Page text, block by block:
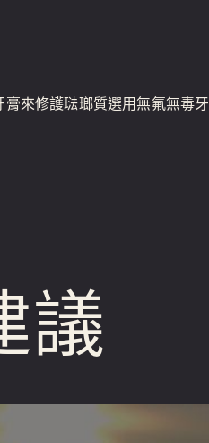
來修護琺瑯質選用無氟無毒
議